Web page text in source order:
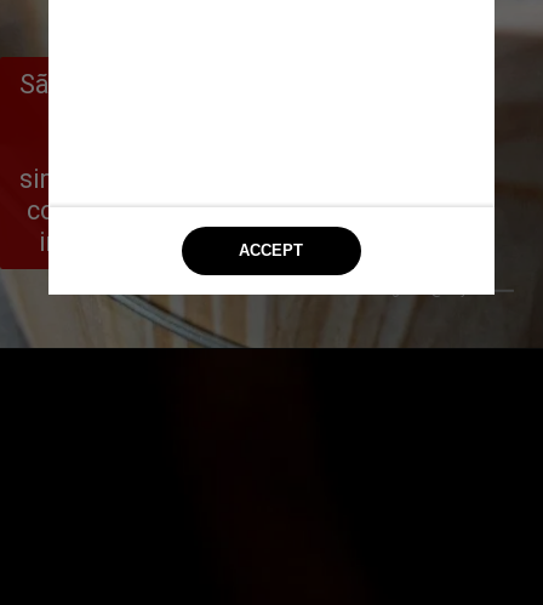
São apenas seis lugares em um único
simultaneamente todos os presentes
com o que há de mais fresco em um
interessante contraste de sabores